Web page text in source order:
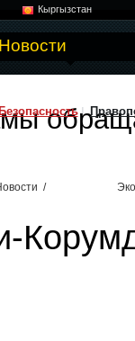
Кыргызстан
Новости
Безопасность
/